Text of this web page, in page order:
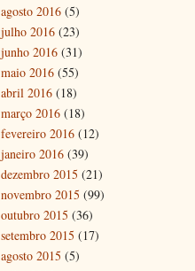
agosto 2016 (5)
julho 2016 (23)
junho 2016 (31)
maio 2016 (55)
abril 2016 (18)
março 2016 (18)
fevereiro 2016 (12)
janeiro 2016 (39)
dezembro 2015 (21)
novembro 2015 (99)
outubro 2015 (36)
setembro 2015 (17)
agosto 2015 (5)